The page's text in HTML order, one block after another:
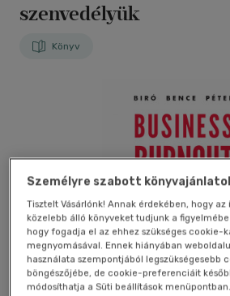
szenvedélyük
Könyv
Személyre szabott
Tisztelt Vásárlónk! Annak érdekében, hogy az
közelebb álló könyveket tudjunk a
hogy fogadja el az ehhez szükséges cookie-
megnyomásával. Ennek hiányában
használata szempontjából legszükségesebb
böngészőjébe, de cookie-preferenciáit
módosíthatja a Süti beállítások